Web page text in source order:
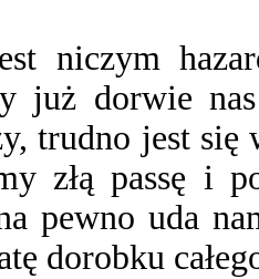
niczym
już dorwie
trudno jest
złą passę i
pewno uda
dorobku